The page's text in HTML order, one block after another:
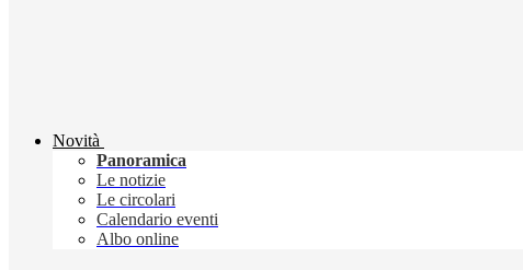
Novità
Panoramica
Le notizie
Le circolari
Calendario eventi
Albo online